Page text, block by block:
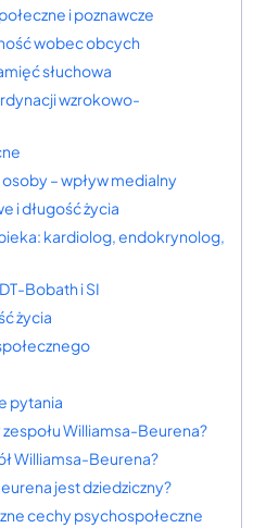
i poznawcze
wobec obcych
słuchowa
wzrokowo-
– wpływ medialny
i długość życia
kardiolog, endokrynolog,
Bobath i SI
życia
pytania
zespołu Williamsa-Beurena?
Williamsa-Beurena?
jest dziedziczny?
cechy psychospołeczne